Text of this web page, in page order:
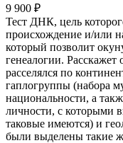
9 900 ₽
Тест ДНК, цель
происхождение и/или
который позволит
генеалогии. Расскажет
расселялся по
гаплогруппы (набора
национальности, а
личности, с которыми
таковые имеются) и
были выделены такие